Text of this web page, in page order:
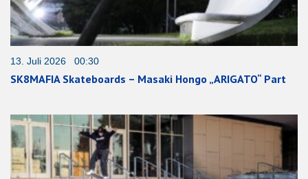
13. Juli 2026 00:30
SK8MAFIA Skateboards – Masaki Hongo „ARIGATO“ Part